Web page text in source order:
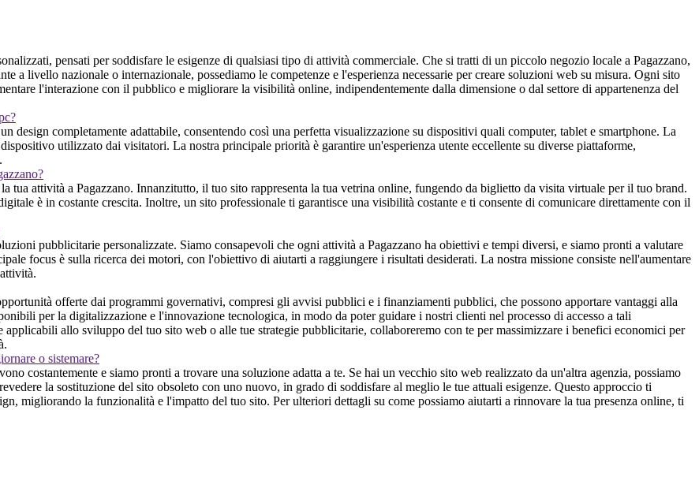
pensati per soddisfare le esigenze di qualsiasi tipo di attività commerciale. Che si tratti di un piccolo negozio locale a Pagazzano,
a livello nazionale o internazionale, possediamo le competenze e l'esperienza necessarie per creare soluzioni web su misura. Ogni sito
l'interazione con il pubblico e migliorare la visibilità online, indipendentemente dalla dimensione o dal settore di appartenenza del
design completamente adattabile, consentendo così una perfetta visualizzazione su dispositivi quali computer, tablet e smartphone. La
utilizzato dai visitatori. La nostra principale priorità è garantire un'esperienza utente eccellente su diverse piattaforme,
tua attività a Pagazzano. Innanzitutto, il tuo sito rappresenta la tua vetrina online, fungendo da biglietto da visita virtuale per il tuo brand.
è in costante crescita. Inoltre, un sito professionale ti garantisce una visibilità costante e ti consente di comunicare direttamente con il
pubblicitarie personalizzate. Siamo consapevoli che ogni attività a Pagazzano ha obiettivi e tempi diversi, e siamo pronti a valutare
focus è sulla ricerca dei motori, con l'obiettivo di aiutarti a raggiungere i risultati desiderati. La nostra missione consiste nell'aumentare
offerte dai programmi governativi, compresi gli avvisi pubblici e i finanziamenti pubblici, che possono apportare vantaggi alla
per la digitalizzazione e l'innovazione tecnologica, in modo da poter guidare i nostri clienti nel processo di accesso a tali
allo sviluppo del tuo sito web o alle tue strategie pubblicitarie, collaboreremo con te per massimizzare i benefici economici per
o sistemare?
costantemente e siamo pronti a trovare una soluzione adatta a te. Se hai un vecchio sito web realizzato da un'altra agenzia, possiamo
la sostituzione del sito obsoleto con uno nuovo, in grado di soddisfare al meglio le tue attuali esigenze. Questo approccio ti
migliorando la funzionalità e l'impatto del tuo sito. Per ulteriori dettagli su come possiamo aiutarti a rinnovare la tua presenza online, ti